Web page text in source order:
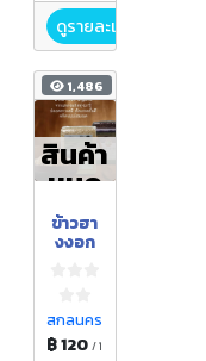
ดูรายละเอียด
1,486
สินค้า
หมด
ข้าวฮา
งงอก
สกลนคร
฿ 120/ 1